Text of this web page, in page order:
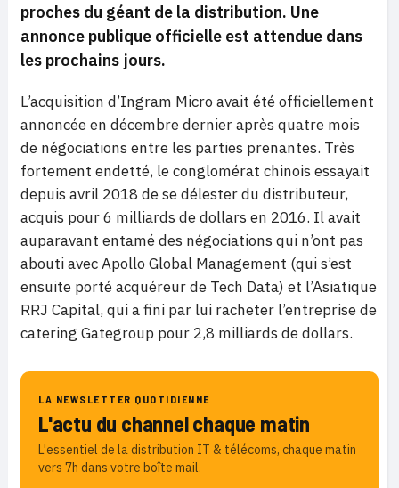
proches du géant de la distribution. Une
annonce publique officielle est attendue dans
les prochains jours.
L’acquisition d’Ingram Micro avait été officiellement
annoncée en décembre dernier après quatre mois
de négociations entre les parties prenantes. Très
fortement endetté, le conglomérat chinois essayait
depuis avril 2018 de se délester du distributeur,
acquis pour 6 milliards de dollars en 2016. Il avait
auparavant entamé des négociations qui n’ont pas
abouti avec Apollo Global Management (qui s’est
ensuite porté acquéreur de Tech Data) et l’Asiatique
RRJ Capital, qui a fini par lui racheter l’entreprise de
catering Gategroup pour 2,8 milliards de dollars.
LA NEWSLETTER QUOTIDIENNE
L'actu du channel chaque matin
L'essentiel de la distribution IT & télécoms, chaque matin
vers 7h dans votre boîte mail.